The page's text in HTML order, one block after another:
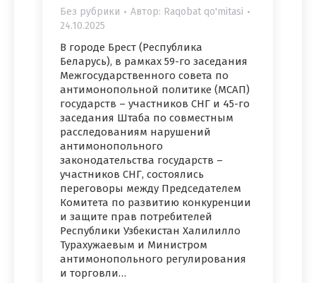
Без рубрики Автор: Raqobat qo'mitasi
24.10.2025
В городе Брест (Республика
Беларусь), в рамках 59-го заседания
Межгосударственного совета по
антимонопольной политике (МСАП)
государств – участников СНГ и 45-го
заседания Штаба по совместным
расследованиям нарушений
антимонопольного
законодательства государств –
участников СНГ, состоялись
переговоры между Председателем
Комитета по развитию конкуренции
и защите прав потребителей
Республики Узбекистан Халилилло
Турахужаевым и Министром
антимонопольного регулирования
и торговли…